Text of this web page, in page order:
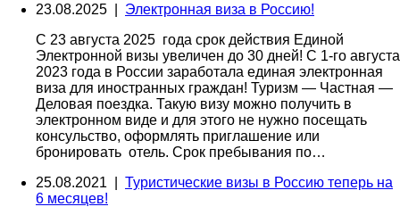
23.08.2025 | Электронная виза в Россию!
С 23 августа 2025 года срок действия Единой
Электронной визы увеличен до 30 дней! С 1-го августа
2023 года в России заработала единая электронная
виза для иностранных граждан! Туризм — Частная —
Деловая поездка. Такую визу можно получить в
электронном виде и для этого не нужно посещать
консульство, оформлять приглашение или
бронировать отель. Срок пребывания по…
25.08.2021 | Туристические визы в Россию теперь на
6 месяцев!